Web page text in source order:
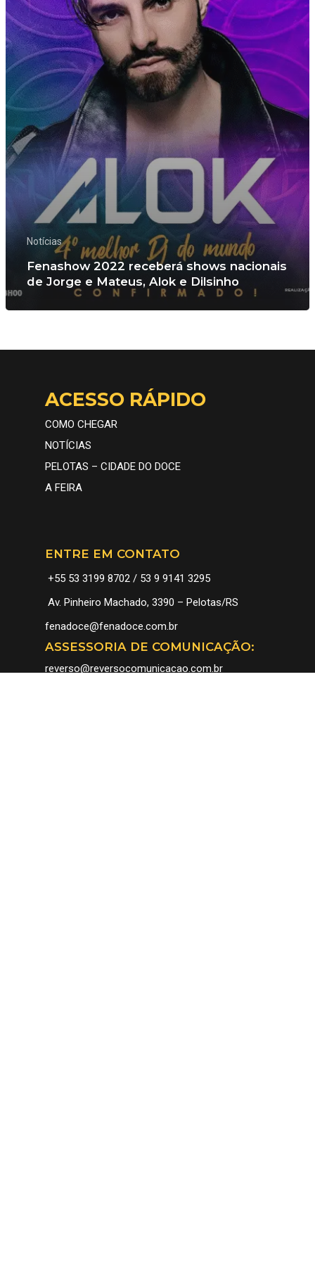
Notícias
Fenashow 2022 receberá shows nacionais
de Jorge e Mateus, Alok e Dilsinho
ACESSO RÁPIDO
COMO CHEGAR
NOTÍCIAS
PELOTAS – CIDADE DO DOCE
A FEIRA
ENTRE EM CONTATO
+55 53 3199 8702 / 53 9 9141 3295
Av. Pinheiro Machado, 3390 – Pelotas/RS
fenadoce@fenadoce.com.br
ASSESSORIA DE COMUNICAÇÃO:
reverso@reversocomunicacao.com.br